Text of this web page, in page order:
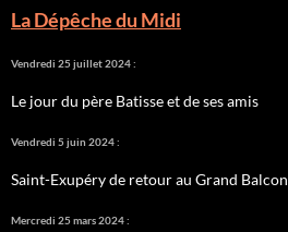
La Dépêche du Midi
Vendredi 25 juillet 2024 :
Le jour du père Batisse et de ses amis
Vendredi 5 juin 2024 :
Saint-Exupéry de retour au Grand Balcon
Mercredi 25 mars 2024 :